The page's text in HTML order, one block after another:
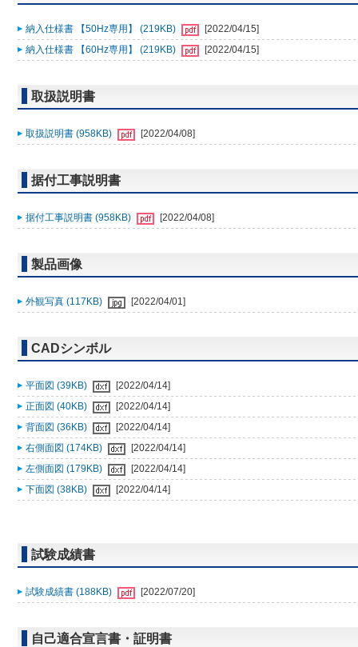
納入仕様書 【50Hz専用】 (219KB)
[2022/04/15]
納入仕様書 【60Hz専用】 (219KB)
[2022/04/15]
取扱説明書
取扱説明書 (958KB) [2022/04/08]
据付工事説明書
据付工事説明書 (958KB) [2022/04/08]
製品画像
外観写真 (117KB) [2022/04/01]
CADシンボル
平面図 (39KB)
[2022/04/14]
正面図 (40KB)
[2022/04/14]
背面図 (36KB)
[2022/04/14]
右側面図 (174KB)
[2022/04/14]
左側面図 (179KB)
[2022/04/14]
下面図 (38KB)
[2022/04/14]
試験成績書
試験成績書 (188KB) [2022/07/20]
自己適合宣言書・証明書